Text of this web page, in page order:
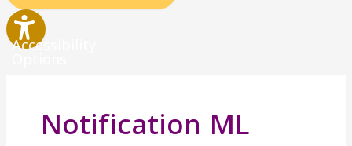
Accessibility
Notification ML